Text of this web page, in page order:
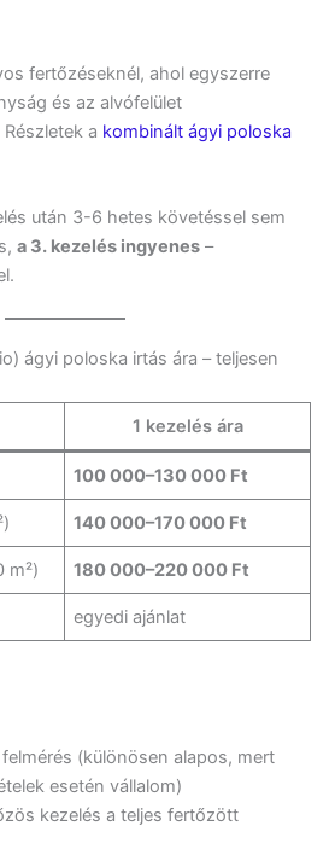
fertőzéseknél, ahol egyszerre
és az alvófelület
a kombinált ágyi poloska
után 3-6 hetes követéssel sem
a 3. kezelés ingyenes –
ágyi poloska irtás ára – teljesen
1 kezelés ára
100 000–130 000 Ft
140 000–170 000 Ft
m²) 180 000–220 000 Ft
egyedi ajánlat
(különösen alapos, mert
esetén vállalom)
kezelés a teljes fertőzött